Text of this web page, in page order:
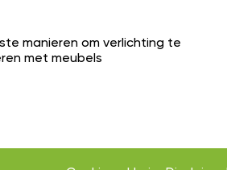
manieren om verlichting te
met meubels